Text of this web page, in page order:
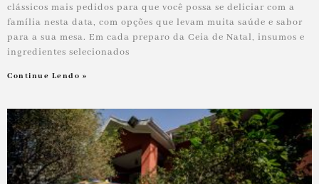
clássicos mais pedidos para que você possa se deliciar com a
família nesta data, com opções que levam muita saúde e sabor
para a sua mesa. Em cada preparo da Ceia de Natal, insumos e
ingredientes selecionados
Continue Lendo »